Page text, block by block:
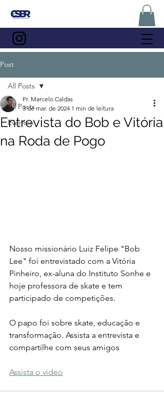
Post
All Posts
Eventos
All Posts
Entrevista do Bob e Vitória
na Roda de Pogo
Pr. Marcelo Caldas
3 de mar. de 2024 1 min de leitura
Nosso missionário Luiz Felipe "Bob
Lee" foi entrevistado com a Vitória
Pinheiro, ex-aluna do Instituto Sonhe e
hoje professora de skate e tem
participado de competições.
O papo foi sobre skate, educação e
transformação. Assista a entrevista e
compartilhe com seus amigos
Assista o video